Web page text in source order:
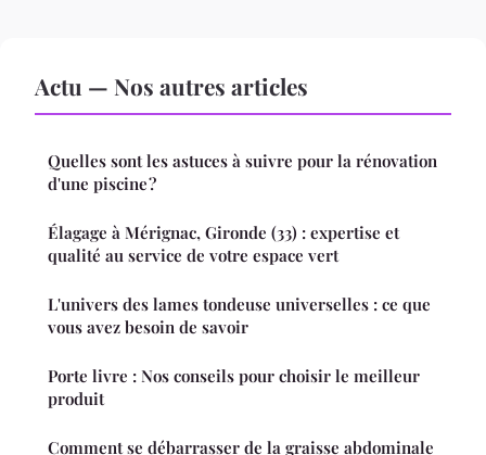
Actu — Nos autres articles
Quelles sont les astuces à suivre pour la rénovation
d'une piscine ?
Élagage à Mérignac, Gironde (33) : expertise et
qualité au service de votre espace vert
L'univers des lames tondeuse universelles : ce que
vous avez besoin de savoir
Porte livre : Nos conseils pour choisir le meilleur
produit
Comment se débarrasser de la graisse abdominale